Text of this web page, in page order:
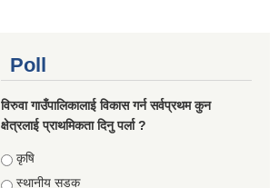
Poll
विरुवा गाउँपालिकालाई विकास गर्न सर्वप्रथम कुन
क्षेत्रलाई प्राथमिकता दिनु पर्ला ?
Choices
कृषि
स्थानीय सडक